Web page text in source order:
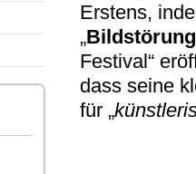
Erstens,
„Bildstörung
Festival“
dass seine
für „